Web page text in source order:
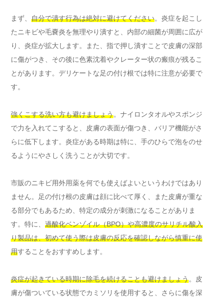
まず、 自分で潰す行為は絶対に避けてください。炎症を起こし
たニキビや毛嚢炎を無理やり潰すと、内部の細菌が周囲に広が
り、炎症が拡大します。また、指で押し潰すことで皮膚の深部
に傷がつき、その後に色素沈着やクレーター状の瘢痕が残るこ
とがあります。デリケートな足の付け根では特に注意が必要で
す。
強くこする洗い方も避けましょう。ナイロンタオルやスポンジ
で力を入れてこすると、皮膚の表面が傷つき、バリア機能がさ
らに低下します。炎症がある時期は特に、手のひらで泡をのせ
るようにやさしく洗うことが大切です。
市販のニキビ用外用薬を何でも使えばよいというわけではあり
ません。足の付け根の皮膚は顔に比べて厚く、また皮膚が重な
る部分でもあるため、特定の成分が刺激になることがありま
す。特に、 過酸化ベンゾイル（BPO）や高濃度のサリチル酸入
り製品は、初めて使う際は皮膚の反応を確認しながら慎重に使
用することをおすすめします。
炎症が起きている時期に除毛を続けることも避けましょう。皮
膚が傷ついている状態でカミソリを使用すると、さらに傷を深